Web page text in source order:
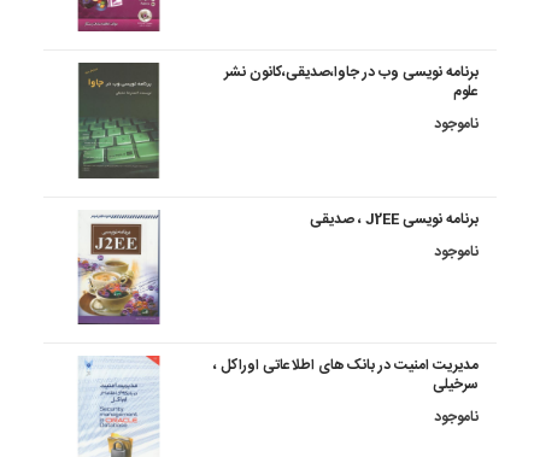
برنامه نویسی وب در جاوا،صدیقی،کانون نشر
علوم
ناموجود
برنامه نویسی J2EE ، صدیقی
ناموجود
مدیریت امنیت در بانک های اطلاعاتی اوراکل ،
سرخیلی
ناموجود